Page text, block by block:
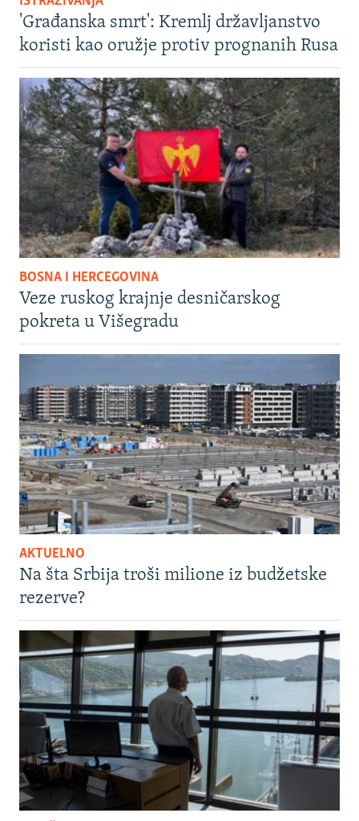
'Građanska smrt': Kremlj državljanstvo
koristi kao oružje protiv prognanih Rusa
BOSNA I HERCEGOVINA
Veze ruskog krajnje desničarskog
pokreta u Višegradu
AKTUELNO
Na šta Srbija troši milione iz budžetske
rezerve?